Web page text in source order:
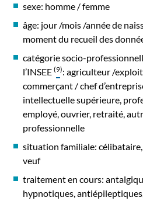
sexe: homme / femme
âge: jour /mois /année de
moment du recueil des
catégorie socio-
l’INSEE (9): agriculteur /
commerçant / chef
intellectuelle supérieure,
employé, ouvrier, retraité,
professionnelle
situation familiale: célibataire,
veuf
traitement en cours:
hypnotiques,